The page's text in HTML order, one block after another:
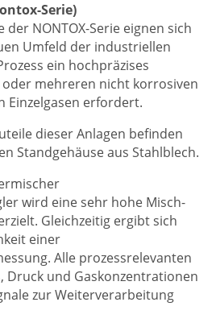
Serie)
der NONTOX-Serie eignen sich
Umfeld der industriellen
ein hochpräzises
oder mehreren nicht korrosiven
Einzelgasen erfordert.
dieser Anlagen befinden
Standgehäuse aus Stahlblech.
wird eine sehr hohe Misch-
Gleichzeitig ergibt sich
einer
Alle prozessrelevanten
Druck und Gaskonzentrationen
zur Weiterverarbeitung